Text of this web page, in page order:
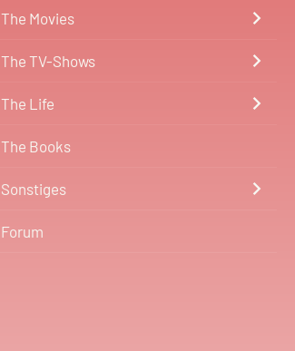
The Movies
The TV-Shows
The Life
The Books
Sonstiges
Forum